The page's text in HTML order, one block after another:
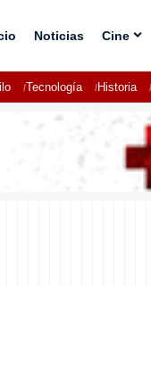
Noticias Cine
Tecnología Historia